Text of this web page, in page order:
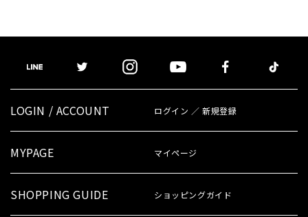
LOGIN / ACCOUNT ログイン ／ 新規登録
MYPAGE マイページ
SHOPPING GUIDE ショッピングガイド